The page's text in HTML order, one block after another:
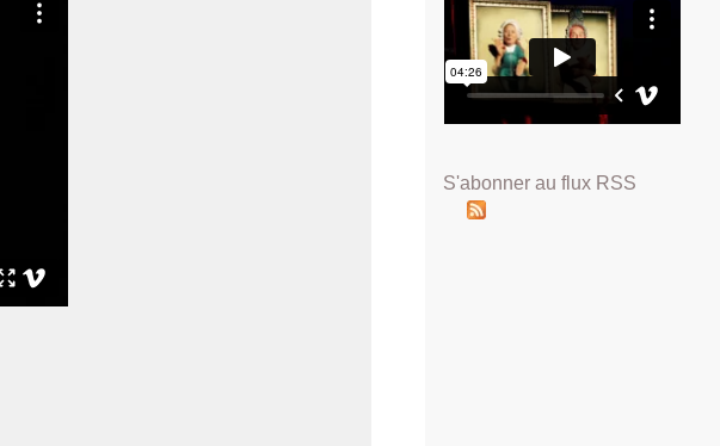
S'abonner au flux RSS